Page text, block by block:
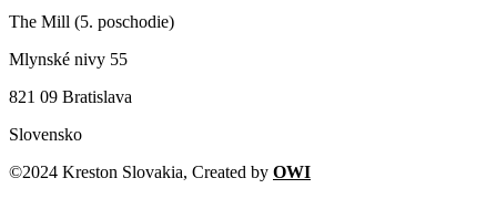
The Mill (5. poschodie)
Mlynské nivy 55
821 09 Bratislava
Slovensko
©2024 Kreston Slovakia, Created by OWI